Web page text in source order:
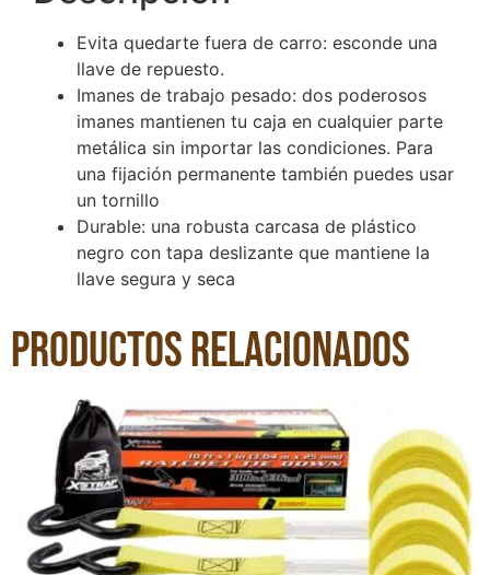
Evita quedarte fuera de carro: esconde una
llave de repuesto.
Imanes de trabajo pesado: dos poderosos
imanes mantienen tu caja en cualquier parte
metálica sin importar las condiciones. Para
una fijación permanente también puedes usar
un tornillo
Durable: una robusta carcasa de plástico
negro con tapa deslizante que mantiene la
llave segura y seca
Productos relacionados